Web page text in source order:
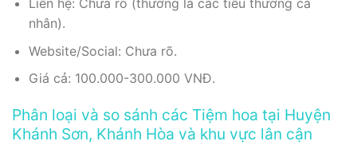
Liên hệ: Chưa rõ (thường là các tiểu thương cá
nhân).
Website/Social: Chưa rõ.
Giá cả: 100.000-300.000 VNĐ.
Phân loại và so sánh các Tiệm hoa tại Huyện
Khánh Sơn, Khánh Hòa và khu vực lân cận